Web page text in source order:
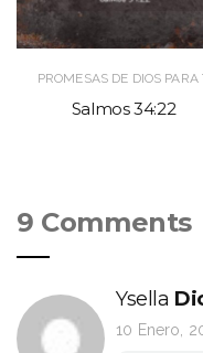
PROMESAS DE DIOS PARA
Salmos 34:22
9 Comments
Ysella
10 Enero,